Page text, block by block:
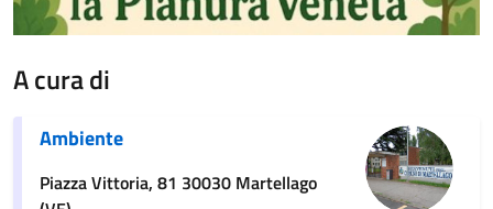
A cura di
Ambiente
Piazza Vittoria, 81 30030 Martellago